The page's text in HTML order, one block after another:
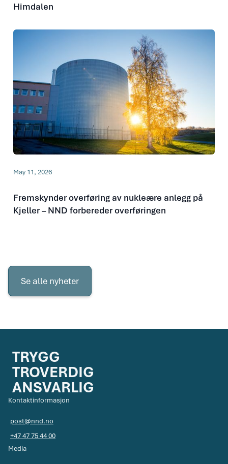
Himdalen
May 11, 2026
Fremskynder overføring av nukleære anlegg på
Kjeller – NND forbereder overføringen
Se alle nyheter
Se
alle
TRYGG
TROVERDIG
ANSVARLIG
Kontaktinformasjon
post@nnd.no
+47 47 75 44 00
Media